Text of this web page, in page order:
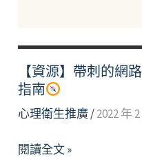
【資源】帶刺的網
指南
心理衛生推廣/2022 年
【資
閱讀全文 »